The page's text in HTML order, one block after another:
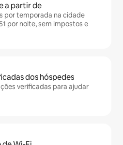
a partir de
por temporada na cidade
por noite, sem impostos e
dos hóspedes
verificadas para ajudar